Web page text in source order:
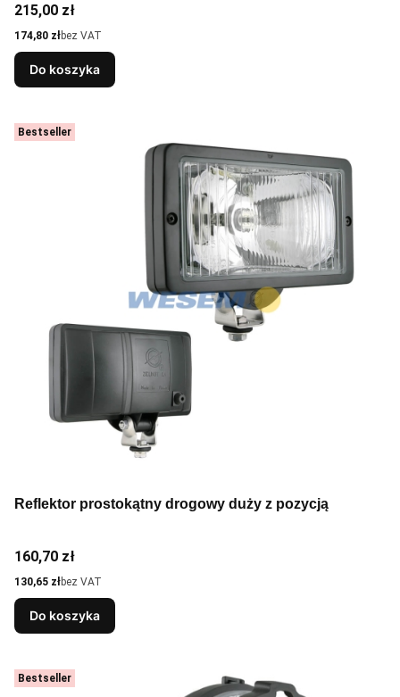
Cena
215,00 zł
Cena
174,80 złbez VAT
Do koszyka
Bestseller
Reflektor prostokątny drogowy duży z pozycją
Cena
160,70 zł
Cena
130,65 złbez VAT
Do koszyka
Bestseller